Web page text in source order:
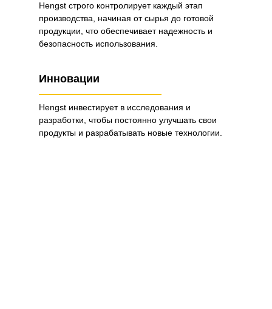
Инновации
Hengst строго контролирует каждый этап
производства, начиная от сырья до готовой
продукции, что обеспечивает надежность и
безопасность использования.
Hengst инвестирует в исследования и
разработки, чтобы постоянно улучшать свои
продукты и разрабатывать новые технологии.